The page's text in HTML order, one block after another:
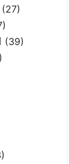
(27)
(39)